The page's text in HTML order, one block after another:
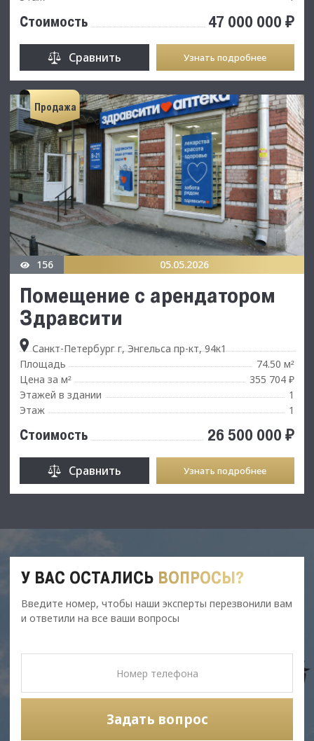
Стоимость 47 000 000 ₽
Сравнить Узнать подробнее
Продажа
156 05.05.2026
Помещение с арендатором
Здравсити
Санкт-Петербург г, Энгельса пр-кт, 94к1
Площадь
74.50 м²
Цена за м²
355 704 ₽
Этажей в здании
1
Этаж
1
Стоимость 26 500 000 ₽
Сравнить Узнать подробнее
У ВАС ОСТАЛИСЬ ВОПРОСЫ?
Введите номер, чтобы наши эксперты перезвонили вам
и ответили на все ваши вопросы
Задать вопрос